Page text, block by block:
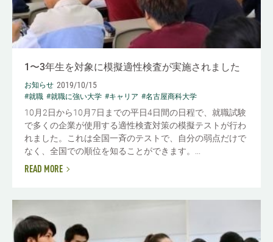
1〜3年生を対象に模擬適性検査が実施されました
お知らせ 2019/10/15
#就職 #就職に強い大学 #キャリア #名古屋商科大学
10月2日から10月7日までの平日4日間の日程で、就職試験
で多くの企業が使用する適性検査対策の模擬テストが行わ
れました。これは全国一斉のテストで、自分の弱点だけで
なく、全国での順位を知ることができます。...
READ MORE